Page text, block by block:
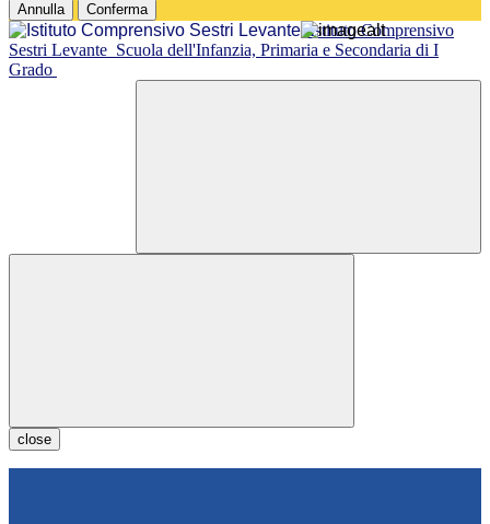
Annulla Conferma
Istituto Comprensivo
Sestri Levante Scuola dell'Infanzia, Primaria e Secondaria di I
Grado
close